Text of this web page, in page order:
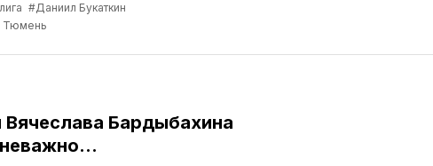
#Даниил Букаткин
Тюмень
Бардыбахина